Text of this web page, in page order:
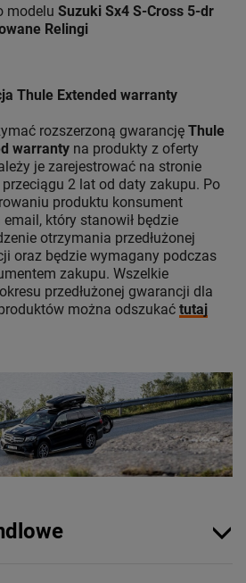
modelu Suzuki Sx4 S-Cross 5-dr
Relingi
Thule Extended warranty
rozszerzoną gwarancję Thule
warranty na produkty z oferty
je zarejestrować na stronie
2 lat od daty zakupu. Po
produktu konsument
który stanowił będzie
otrzymania przedłużonej
oraz będzie wymagany podczas
zakupu. Wszelkie
przedłużonej gwarancji dla
można odszukać tutaj